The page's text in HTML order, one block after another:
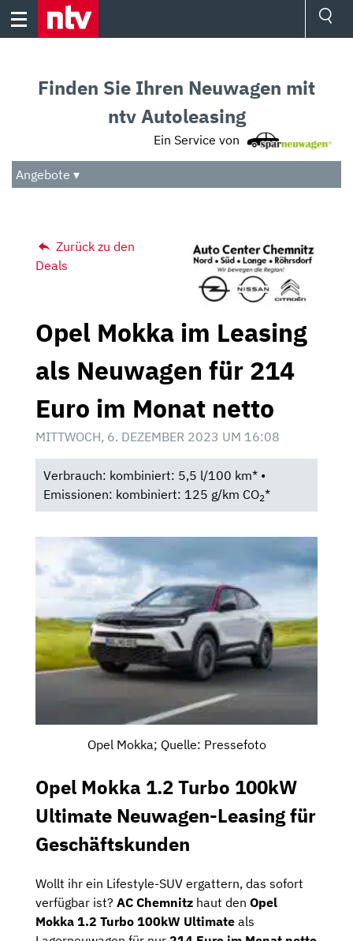
Skip
Audio
Das Beste
Finden Sie Ihren Neuwagen mit
ntv Autoleasing
Ein Service von
Angebote ▾
Zurück zu den
Deals
Opel Mokka im Leasing
als Neuwagen für 214
Euro im Monat netto
MITTWOCH, 6. DEZEMBER 2023 UM 16:08
Verbrauch: kombiniert: 5,5 l/100 km* •
Emissionen: kombiniert: 125 g/km CO2*
Opel Mokka; Quelle: Pressefoto
Opel Mokka 1.2 Turbo 100kW
Ultimate Neuwagen-Leasing für
Geschäftskunden
Wollt ihr ein Lifestyle-SUV ergattern, das sofort
verfügbar ist? AC Chemnitz haut den Opel
Mokka 1.2 Turbo 100kW Ultimate als